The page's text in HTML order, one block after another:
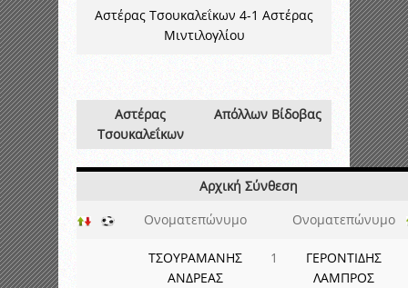
Αστέρας Τσουκαλεΐκων 4-1 Αστέρας
Μιντιλογλίου
Αστέρας
Τσουκαλεΐκων
Απόλλων Βίδοβας
Αρχική Σύνθεση
Ονοματεπώνυμο
Ονοματεπώνυμο
ΤΣΟΥΡΑΜΑΝΗΣ
ΑΝΔΡΕΑΣ
1
ΓΕΡΟΝΤΙΔΗΣ
ΛΑΜΠΡΟΣ